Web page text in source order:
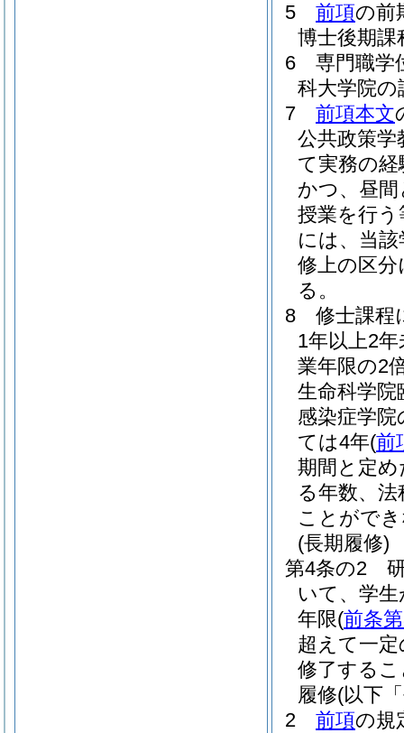
5
前項の前
博士後期
6
専門職学
科大学院
7
前項本文
公共政策学
て実務の
かつ、昼
授業を行
には、当
修上の区
る。
8
修士課程
1年以上2
業年限の2
生命科学院
感染症学
ては4年(前
期間と定
る年数、
ことがで
(長期履修)
第4条の2
いて、学
年限(前条
超えて一
修了する
履修(以下
2
前項の規